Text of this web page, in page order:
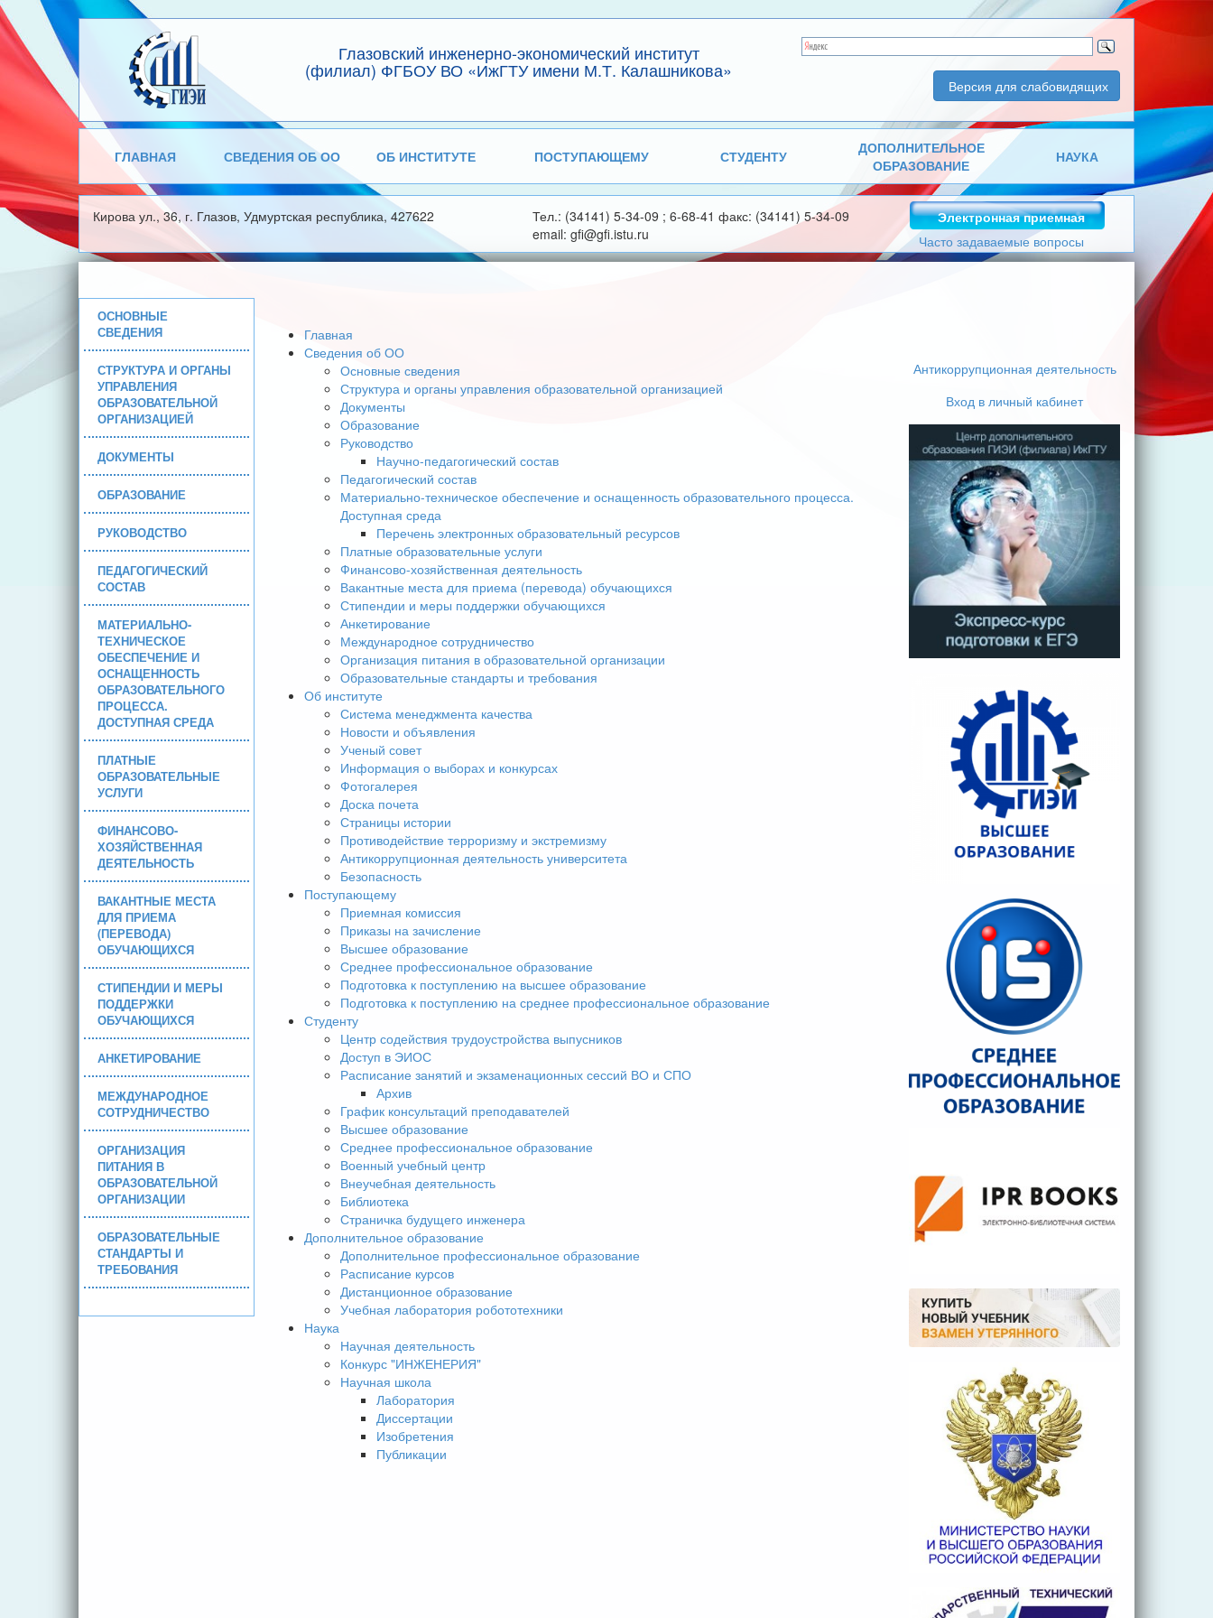
Глазовский инженерно-экономический институт
(филиал) ФГБОУ ВО «ИжГТУ имени М.Т. Калашникова»
Версия для слабовидящих
ГЛАВНАЯ СВЕДЕНИЯ ОБ ОО ОБ ИНСТИТУТЕ ПОСТУПАЮЩЕМУ СТУДЕНТУ
ДОПОЛНИТЕЛЬНОЕ
ОБРАЗОВАНИЕ
НАУКА
Кирова ул., 36, г. Глазов, Удмуртская республика, 427622
Тел.: (34141) 5-34-09 ; 6-68-41 факс: (34141) 5-34-09
email: gfi@gfi.istu.ru
Электронная приемная
Часто задаваемые вопросы
ОСНОВНЫЕ
СВЕДЕНИЯ
СТРУКТУРА И ОРГАНЫ
УПРАВЛЕНИЯ
ОБРАЗОВАТЕЛЬНОЙ
ОРГАНИЗАЦИЕЙ
ДОКУМЕНТЫ
ОБРАЗОВАНИЕ
РУКОВОДСТВО
ПЕДАГОГИЧЕСКИЙ
СОСТАВ
МАТЕРИАЛЬНО-
ТЕХНИЧЕСКОЕ
ОБЕСПЕЧЕНИЕ И
ОСНАЩЕННОСТЬ
ОБРАЗОВАТЕЛЬНОГО
ПРОЦЕССА.
ДОСТУПНАЯ СРЕДА
ПЛАТНЫЕ
ОБРАЗОВАТЕЛЬНЫЕ
УСЛУГИ
ФИНАНСОВО-
ХОЗЯЙСТВЕННАЯ
ДЕЯТЕЛЬНОСТЬ
ВАКАНТНЫЕ МЕСТА
ДЛЯ ПРИЕМА
(ПЕРЕВОДА)
ОБУЧАЮЩИХСЯ
СТИПЕНДИИ И МЕРЫ
ПОДДЕРЖКИ
ОБУЧАЮЩИХСЯ
АНКЕТИРОВАНИЕ
МЕЖДУНАРОДНОЕ
СОТРУДНИЧЕСТВО
ОРГАНИЗАЦИЯ
ПИТАНИЯ В
ОБРАЗОВАТЕЛЬНОЙ
ОРГАНИЗАЦИИ
ОБРАЗОВАТЕЛЬНЫЕ
СТАНДАРТЫ И
ТРЕБОВАНИЯ
Главная
Сведения об ОО
Основные сведения
Структура и органы управления образовательной организацией
Документы
Образование
Руководство
Научно-педагогический состав
Педагогический состав
Материально-техническое обеспечение и оснащенность образовательного процесса.
Доступная среда
Перечень электронных образовательный ресурсов
Платные образовательные услуги
Финансово-хозяйственная деятельность
Вакантные места для приема (перевода) обучающихся
Стипендии и меры поддержки обучающихся
Анкетирование
Международное сотрудничество
Организация питания в образовательной организации
Образовательные стандарты и требования
Об институте
Система менеджмента качества
Новости и объявления
Ученый совет
Информация о выборах и конкурсах
Фотогалерея
Доска почета
Страницы истории
Противодействие терроризму и экстремизму
Антикоррупционная деятельность университета
Безопасность
Поступающему
Приемная комиссия
Приказы на зачисление
Высшее образование
Среднее профессиональное образование
Подготовка к поступлению на высшее образование
Подготовка к поступлению на среднее профессиональное образование
Студенту
Центр содействия трудоустройства выпусников
Доступ в ЭИОС
Расписание занятий и экзаменационных сессий ВО и СПО
Архив
График консультаций преподавателей
Высшее образование
Среднее профессиональное образование
Военный учебный центр
Внеучебная деятельность
Библиотека
Страничка будущего инженера
Дополнительное образование
Дополнительное профессиональное образование
Расписание курсов
Дистанционное образование
Учебная лаборатория робототехники
Наука
Научная деятельность
Конкурс "ИНЖЕНЕРИЯ"
Научная школа
Лаборатория
Диссертации
Изобретения
Публикации
Антикоррупционная деятельность
Вход в личный кабинет